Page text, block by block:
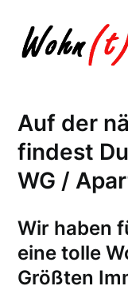
content
Auf der
findest
WG /
Wir haben
eine tolle
Größten